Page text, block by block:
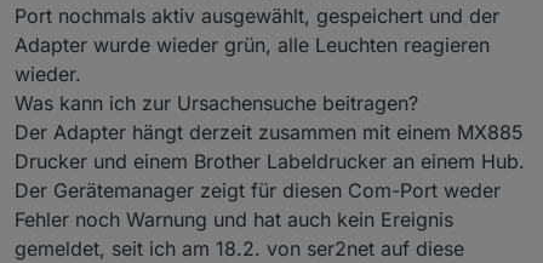
Port nochmals aktiv ausgewählt, gespeichert und der
Adapter wurde wieder grün, alle Leuchten reagieren
wieder.
Was kann ich zur Ursachensuche beitragen?
Der Adapter hängt derzeit zusammen mit einem MX885
Drucker und einem Brother Labeldrucker an einem Hub.
Der Gerätemanager zeigt für diesen Com-Port weder
Fehler noch Warnung und hat auch kein Ereignis
gemeldet, seit ich am 18.2. von ser2net auf diese